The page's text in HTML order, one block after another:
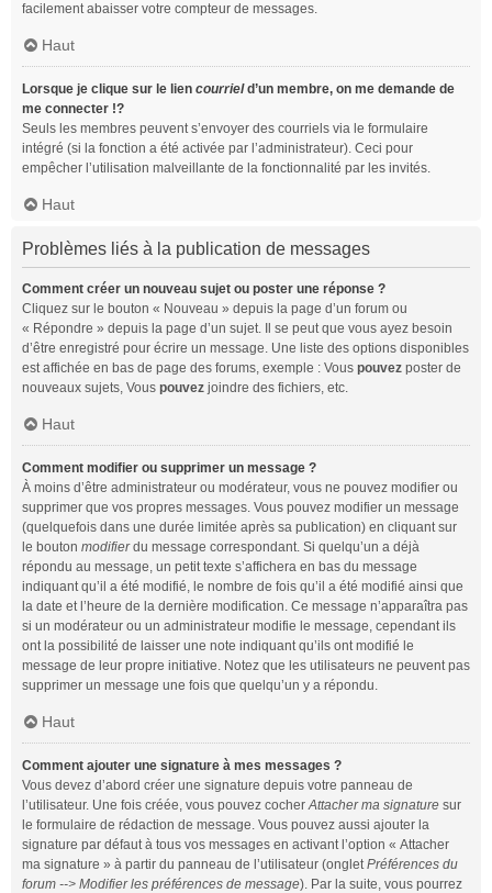
facilement abaisser votre compteur de messages.
Haut
Lorsque je clique sur le lien courrield’un membre, on me demande de
me connecter !?
Seuls les membres peuvent s’envoyer des courriels via le formulaire
intégré (si la fonction a été activée par l’administrateur). Ceci pour
empêcher l’utilisation malveillante de la fonctionnalité par les invités.
Haut
Problèmes liés à la publication de messages
Comment créer un nouveau sujet ou poster une réponse ?
Cliquez sur le bouton « Nouveau » depuis la page d’un forum ou
« Répondre » depuis la page d’un sujet. Il se peut que vous ayez besoin
d’être enregistré pour écrire un message. Une liste des options disponibles
est affichée en bas de page des forums, exemple : Vous pouvez poster de
nouveaux sujets, Vous pouvez joindre des fichiers, etc.
Haut
Comment modifier ou supprimer un message ?
À moins d’être administrateur ou modérateur, vous ne pouvez modifier ou
supprimer que vos propres messages. Vous pouvez modifier un message
(quelquefois dans une durée limitée après sa publication) en cliquant sur
le bouton modifierdu message correspondant. Si quelqu’un a déjà
répondu au message, un petit texte s’affichera en bas du message
indiquant qu’il a été modifié, le nombre de fois qu’il a été modifié ainsi que
la date et l’heure de la dernière modification. Ce message n’apparaîtra pas
si un modérateur ou un administrateur modifie le message, cependant ils
ont la possibilité de laisser une note indiquant qu’ils ont modifié le
message de leur propre initiative. Notez que les utilisateurs ne peuvent pas
supprimer un message une fois que quelqu’un y a répondu.
Haut
Comment ajouter une signature à mes messages ?
Vous devez d’abord créer une signature depuis votre panneau de
l’utilisateur. Une fois créée, vous pouvez cocherAttacher ma signature sur
le formulaire de rédaction de message. Vous pouvez aussi ajouter la
signature par défaut à tous vos messages en activant l’option « Attacher
ma signature » à partir du panneau de l’utilisateur (ongletPréférences du
forum --> Modifier les préférences de message). Par la suite, vous pourrez